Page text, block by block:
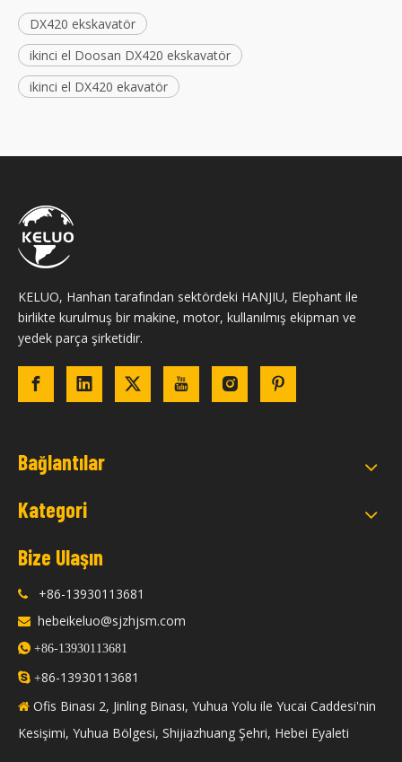
DX420 ekskavatör
ikinci el Doosan DX420 ekskavatör
ikinci el DX420 ekavatör
KELUO, Hanhan tarafından sektördeki HANJIU, Elephant ile
birlikte kurulmuş bir makine, motor, kullanılmış ekipman ve
yedek parça şirketidir.
Bağlantılar
Kategori
Bize Ulaşın
 +86-13930113681
 hebeikeluo@sjzhjsm.com
 +86-13930113681
 +86-13930113681
 Ofis Binası 2, Jinling Binası, Yuhua Yolu ile Yucai Caddesi'nin
Kesişimi, Yuhua Bölgesi, Shijiazhuang Şehri, Hebei Eyaleti